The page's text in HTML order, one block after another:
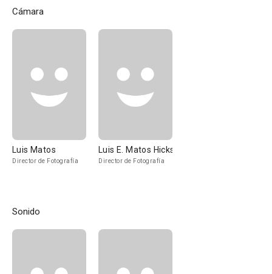
Cámara
Luis Matos
Director de Fotografía
Luis E. Matos Hicks
Director de Fotografía
Sonido